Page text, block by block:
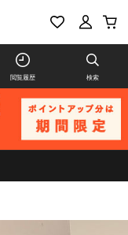
閲覧履歴 検索